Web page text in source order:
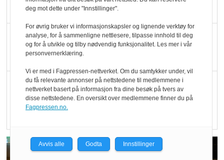
økologisk i butikkhylla
Kolonihagen sliter
med å få tak i nok melk
Rapport: Økokundene
er klare! Er markedet
deg mot dette under "Innstillinger".
For øvrig bruker vi informasjonskapsler og lignende verktøy for
analyse, for å sammenligne nettlesere, tilpasse innhold til deg
og for å utvikle og tilby nødvendig funksjonalitet. Les mer i vår
personvernerklæring.
Vi er med i Fagpressen-nettverket. Om du samtykker under, vil
du få relevante annonser på nettstedene til medlemmene i
nettverket basert på informasjon fra dine besøk på tvers av
disse nettstedene. En oversikt over medlemmene finner du på
Fagpressen.no.
Avvis alle Godta Innstillinger